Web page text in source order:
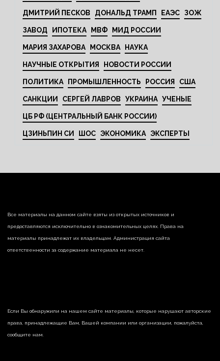
ДМИТРИЙ ПЕСКОВ ДОНАЛЬД ТРАМП ЕАЭС ЗОЖ
ЗАВОД ИПОТЕКА МВФ МИД РОССИИ
МАРИЯ ЗАХАРОВА МОСКВА НАУКА
НАУЧНЫЕ ОТКРЫТИЯ НОВОСТИ РОССИИ
ПОЛИТИКА ПРОМЫШЛЕННОСТЬ РОССИЯ США
САНКЦИИ СЕРГЕЙ ЛАВРОВ УКРАИНА УЧЕНЫЕ
ЦБ РФ (ЦЕНТРАЛЬНЫЙ БАНК РОССИИ)
ЦЗИНЬПИН СИ ШОС ЭКОНОМИКА ЭКСПЕРТЫ
Все материалы на данном сайте взяты из открытых источников и
предоставляются исключительно в ознакомительных целях. Права на
материалы принадлежат их владельцам. Администрация сайта
ответственности за содержание материала не несет.
Если Вы обнаружили на нашем сайте материалы, которые нарушают авторские
права, принадлежащие Вам, Вашей компании или организации, пожалуйста,
сообщите нам.